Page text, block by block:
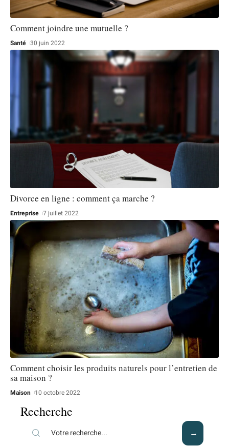
Comment joindre une mutuelle ?
Santé 30 juin 2022
Divorce en ligne : comment ça marche ?
Entreprise 7 juillet 2022
Comment choisir les produits naturels pour l’entretien de
sa maison ?
Maison 10 octobre 2022
Recherche